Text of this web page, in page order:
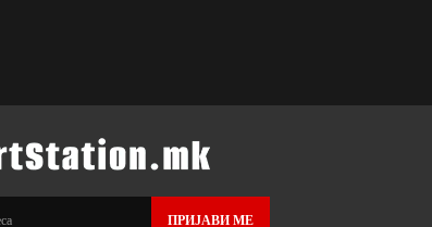
ПРИЈАВИ МЕ